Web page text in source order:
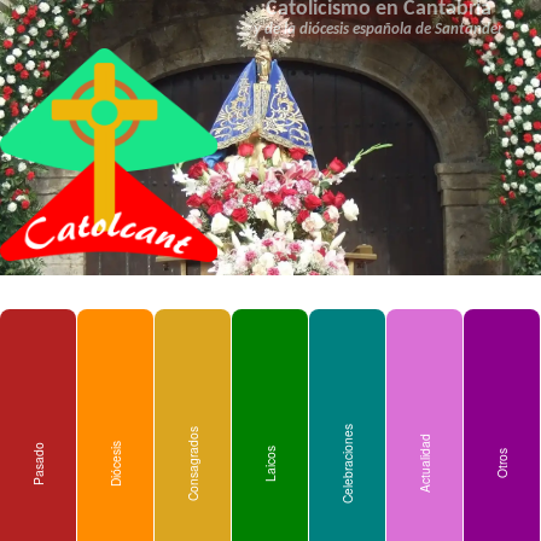
Catolicismo en Cantabria
y de la diócesis española de Santander
Pasado Diócesis Consagrados Laicos Celebraciones Actualidad Otros